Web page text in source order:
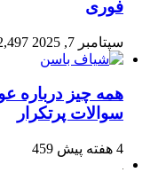
فوری
سپتامبر 7, 2025
همه چیز درباره
سوالات پرتکرار
4 هفته پیش 459